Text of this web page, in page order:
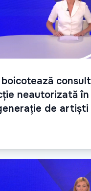
neautorizată în
de artiști